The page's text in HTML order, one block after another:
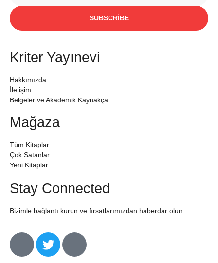
SUBSCRIBE
Kriter Yayınevi
Hakkımızda
İletişim
Belgeler ve Akademik Kaynakça
Mağaza
Tüm Kitaplar
Çok Satanlar
Yeni Kitaplar
Stay Connected
Bizimle bağlantı kurun ve fırsatlarımızdan haberdar olun.